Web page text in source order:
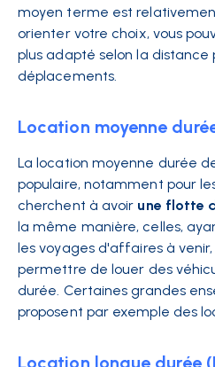
moyen terme est
orienter votre choix, vous
plus adapté selon la distance
déplacements.
Location moyenne
La location moyenne durée
populaire, notamment pour
cherchent à avoir une flotte
la même manière, celles,
les voyages d'affaires à
permettre de louer des
durée. Certaines grandes
proposent par exemple des
Location longue durée